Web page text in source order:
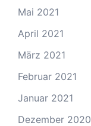
Mai 2021
April 2021
März 2021
Februar 2021
Januar 2021
Dezember 2020